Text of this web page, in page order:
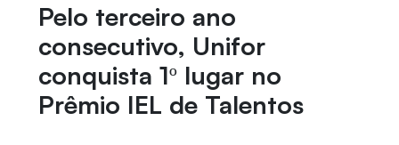
Pelo terceiro ano
consecutivo, Unifor
conquista 1º lugar no
Prêmio IEL de Talentos